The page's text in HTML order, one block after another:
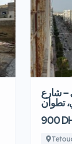
– شارع
تطوان
900